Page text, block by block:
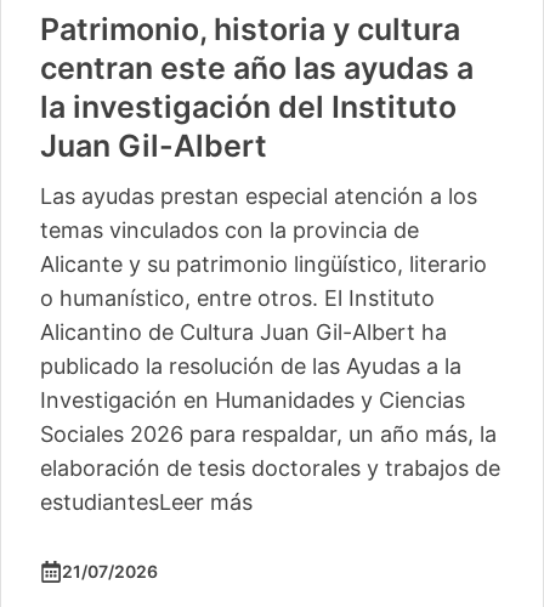
Patrimonio, historia y cultura
centran este año las ayudas a
la investigación del Instituto
Juan Gil-Albert
Las ayudas prestan especial atención a los
temas vinculados con la provincia de
Alicante y su patrimonio lingüístico, literario
o humanístico, entre otros. El Instituto
Alicantino de Cultura Juan Gil-Albert ha
publicado la resolución de las Ayudas a la
Investigación en Humanidades y Ciencias
Sociales 2026 para respaldar, un año más, la
elaboración de tesis doctorales y trabajos de
estudiantesLeer más
21/07/2026